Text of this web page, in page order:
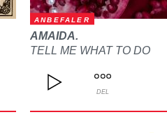
ANBEFALER
AMAIDA.
TELL ME WHAT TO DO
DEL